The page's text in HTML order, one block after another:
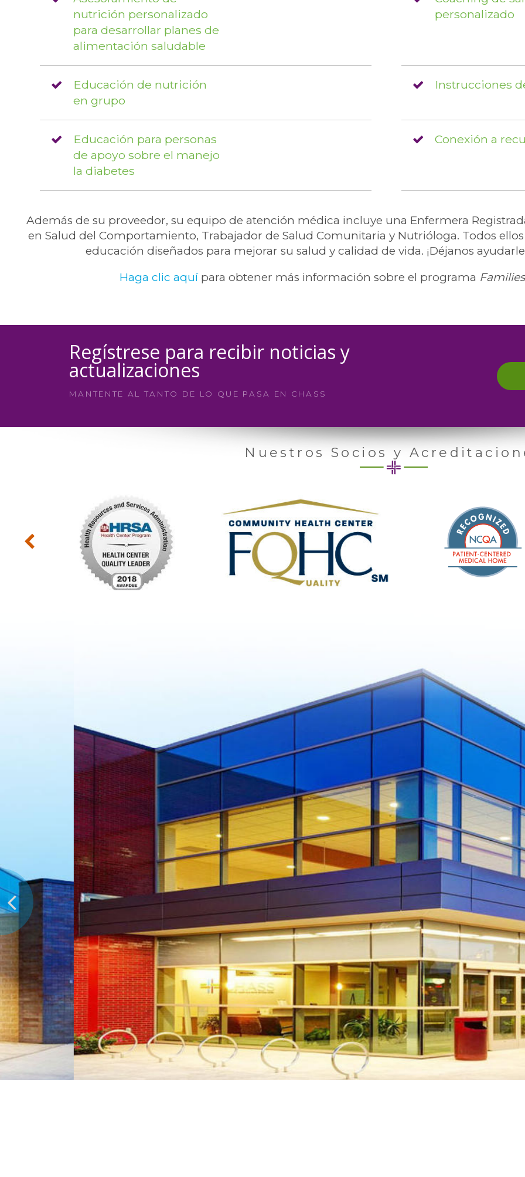
nutrición personalizado
para desarrollar planes de
alimentación saludable
personalizado
Educación de nutrición
en grupo
Instrucciones
Educación para personas
de apoyo sobre el manejo
la diabetes
Conexión a
Además de su proveedor, su equipo de atención médica incluye una Enfermera
en Salud del Comportamiento, Trabajador de Salud Comunitaria y Nutrióloga. Todos
educación diseñados para mejorar su salud y calidad de vida. ¡Déjanos
Haga clic aquípara obtener más información sobre el programa
Regístrese para recibir noticias y
actualizaciones
MANTENTE AL TANTO DE LO QUE PASA EN CHASS
Nuestros Socios y
WE BELIEVE
IS A BASIC